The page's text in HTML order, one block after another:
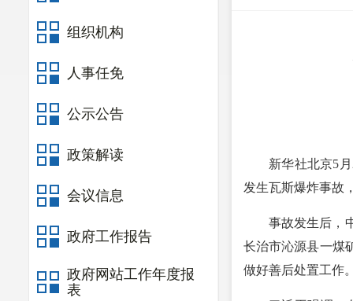
组织机构
人事任免
公示公告
政策解读
会议信息
政府工作报告
政府网站工作年度报
表
新华社北京5
发生瓦斯爆炸事故
事故发生后，
长治市沁源县一煤
做好善后处置工作